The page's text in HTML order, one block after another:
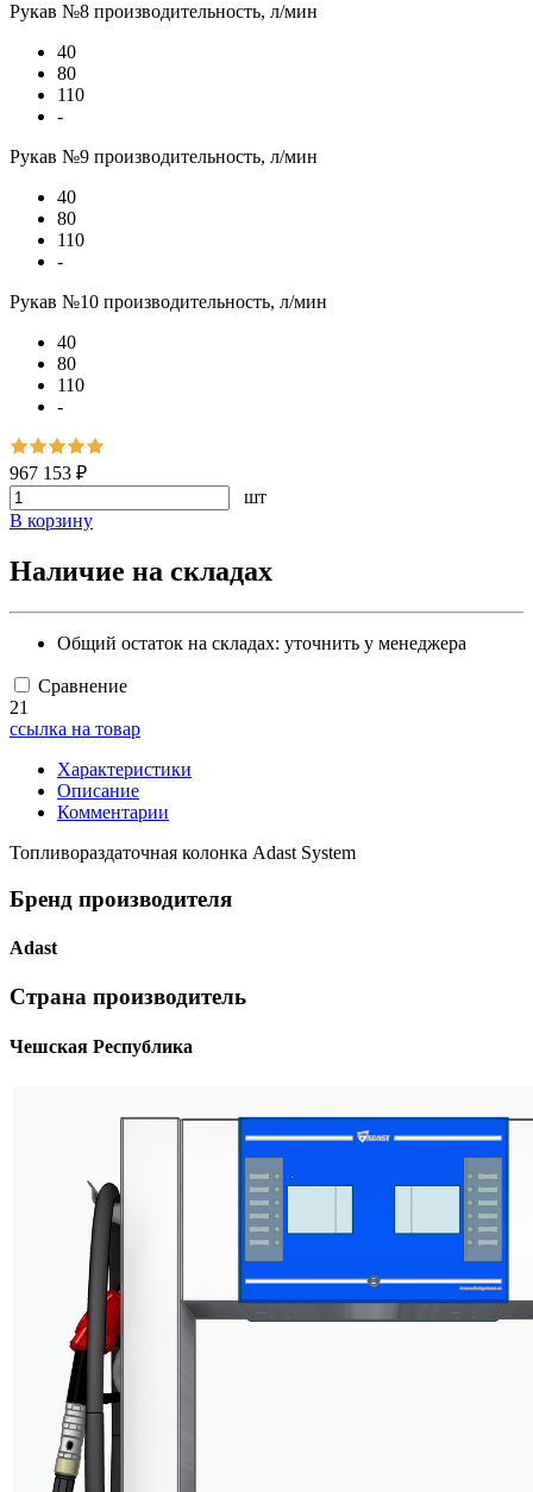
Рукав №8 производительность, л/мин
40
80
110
-
Рукав №9 производительность, л/мин
40
80
110
-
Рукав №10 производительность, л/мин
40
80
110
-
967 153 ₽
шт
В корзину
Наличие на складах
Общий остаток на складах: уточнить у менеджера
Сравнение
21
ссылка на товар
Характеристики
Описание
Комментарии
Топливораздаточная колонка Adast System
Бренд производителя
Adast
Страна производитель
Чешская Республика